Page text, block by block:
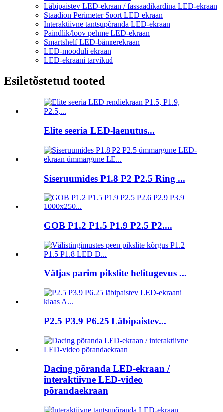
Läbipaistev LED-ekraan / fassaadikardina LED-ekraan
Staadion Perimeter Sport LED ekraan
Interaktiivne tantsupõranda LED-ekraan
Paindlik/loov pehme LED-ekraan
Smartshelf LED-bännerekraan
LED-mooduli ekraan
LED-ekraani tarvikud
Esiletõstetud tooted
Elite seeria LED-laenutus...
Siseruumides P1.8 P2 P2.5 Ring ...
GOB P1.2 P1.5 P1.9 P2.5 P2....
Väljas parim pikslite helitugevus ...
P2.5 P3.9 P6.25 Läbipaistev...
Dacing põranda LED-ekraan /
interaktiivne LED-video
põrandaekraan